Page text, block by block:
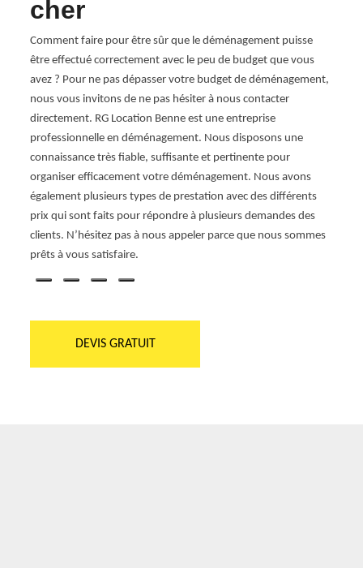
cher
Comment faire pour être sûr que le déménagement puisse
être effectué correctement avec le peu de budget que vous
avez ? Pour ne pas dépasser votre budget de déménagement,
nous vous invitons de ne pas hésiter à nous contacter
directement. RG Location Benne est une entreprise
professionnelle en déménagement. Nous disposons une
connaissance très fiable, suffisante et pertinente pour
organiser efficacement votre déménagement. Nous avons
également plusieurs types de prestation avec des différents
prix qui sont faits pour répondre à plusieurs demandes des
clients. N’hésitez pas à nous appeler parce que nous sommes
prêts à vous satisfaire.
DEVIS GRATUIT